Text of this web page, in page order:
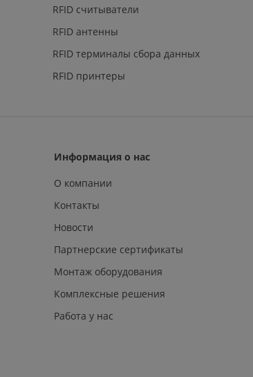
RFID считыватели
RFID антенны
RFID терминалы сбора данных
RFID принтеры
Информация о нас
О компании
Контакты
Новости
Партнерские сертификаты
Монтаж оборудования
Комплексные решения
Работа у нас